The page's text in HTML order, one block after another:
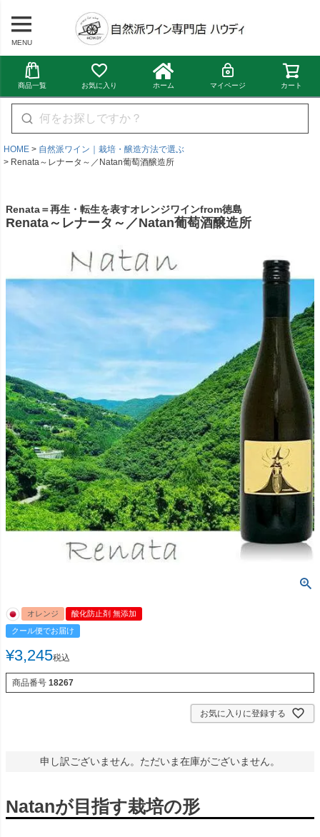
MENU
商品一覧 お気に入り ホーム マイページ カート
HOME
自然派ワイン｜栽培・醸造方法で選ぶ
Renata～レナータ～／Natan葡萄酒醸造所
Renata＝再生・転生を表すオレンジワインfrom徳島
Renata～レナータ～／Natan葡萄酒醸造所
オレンジ
酸化防止剤 無添加
クール便でお届け
¥3,245税込
商品番号 18267
お気に入りに登録する
申し訳ございません。ただいま在庫がございません。
Natanが目指す栽培の形